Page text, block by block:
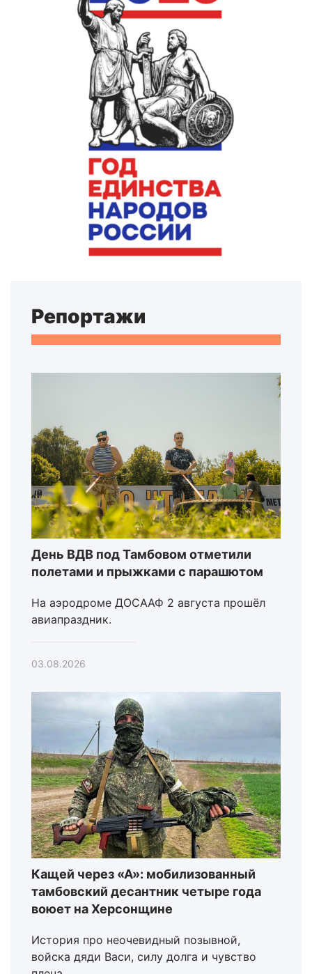
Репортажи
День ВДВ под Тамбовом отметили
полетами и прыжками с парашютом
На аэродроме ДОСААФ 2 августа прошёл
авиапраздник.
03.08.2026
Кащей через «А»: мобилизованный
тамбовский десантник четыре года
воюет на Херсонщине
История про неочевидный позывной,
войска дяди Васи, силу долга и чувство